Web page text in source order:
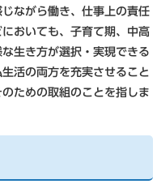
ながら働き、仕事上の責任
おいても、子育て期、中高
生き方が選択・実現できる
活の両方を充実させること
ための取組のことを指しま